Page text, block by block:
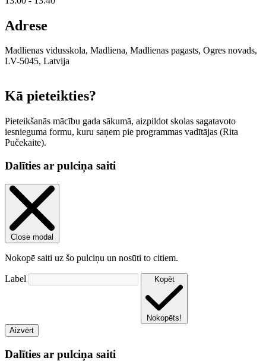
Adrese
Madlienas vidusskola, Madliena, Madlienas pagasts, Ogres novads,
LV-5045, Latvija
Kā pieteikties?
Pieteikšanās mācību gada sākumā, aizpildot skolas sagatavoto
iesnieguma formu, kuru saņem pie programmas vadītājas (Rita
Pučekaite).
Dalīties ar pulciņa saiti
Close modal
Nokopē saiti uz šo pulciņu un nosūti to citiem.
Label Kopēt
Nokopēts!
Aizvērt
Dalīties ar pulciņa saiti